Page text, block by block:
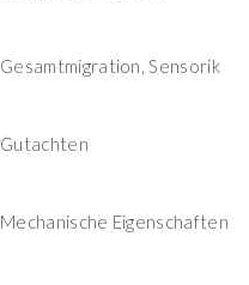
Gesamtmigration, Sensorik
Gutachten
Mechanische Eigenschaften